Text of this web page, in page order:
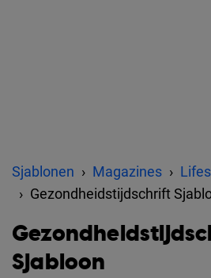
Sjablonen Magazines
Gezondheidstijdschrift
Sjabloon